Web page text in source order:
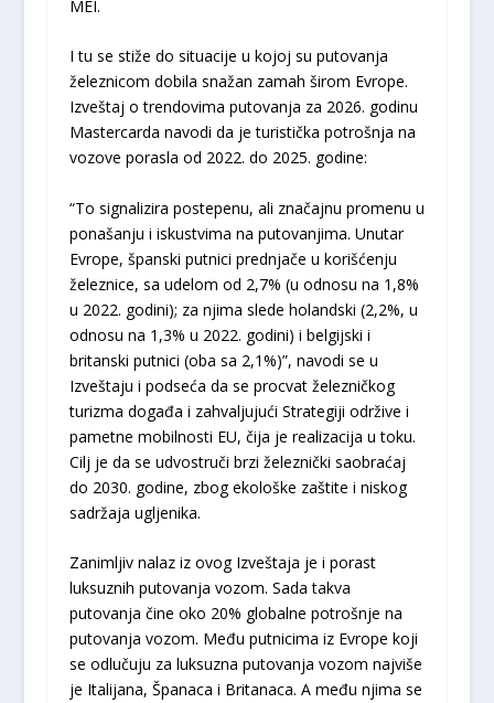
MEI.
I tu se stiže do situacije u kojoj su putovanja
železnicom dobila snažan zamah širom Evrope.
Izveštaj o trendovima putovanja za 2026. godinu
Mastercarda navodi da je turistička potrošnja na
vozove porasla od 2022. do 2025. godine:
“To signalizira postepenu, ali značajnu promenu u
ponašanju i iskustvima na putovanjima. Unutar
Evrope, španski putnici prednjače u korišćenju
železnice, sa udelom od 2,7% (u odnosu na 1,8%
u 2022. godini); za njima slede holandski (2,2%, u
odnosu na 1,3% u 2022. godini) i belgijski i
britanski putnici (oba sa 2,1%)”, navodi se u
Izveštaju i podseća da se procvat železničkog
turizma događa i zahvaljujući Strategiji održive i
pametne mobilnosti EU, čija je realizacija u toku.
Cilj je da se udvostruči brzi železnički saobraćaj
do 2030. godine, zbog ekološke zaštite i niskog
sadržaja ugljenika.
Zanimljiv nalaz iz ovog Izveštaja je i porast
luksuznih putovanja vozom. Sada takva
putovanja čine oko 20% globalne potrošnje na
putovanja vozom. Među putnicima iz Evrope koji
se odlučuju za luksuzna putovanja vozom najviše
je Italijana, Španaca i Britanaca. A među njima se